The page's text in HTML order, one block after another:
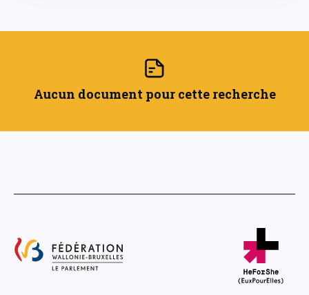
Aucun document pour cette recherche